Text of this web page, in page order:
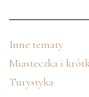
Inne tematy
Miasteczka i
Turystyka